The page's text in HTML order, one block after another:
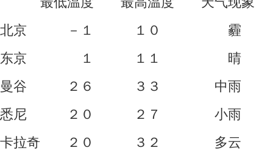
北京 －１ １０ 霾
东京 １ １１ 晴
曼谷 ２６ ３３ 中雨
悉尼 ２０ ２７ 小雨
卡拉奇 ２０ ３２ 多云